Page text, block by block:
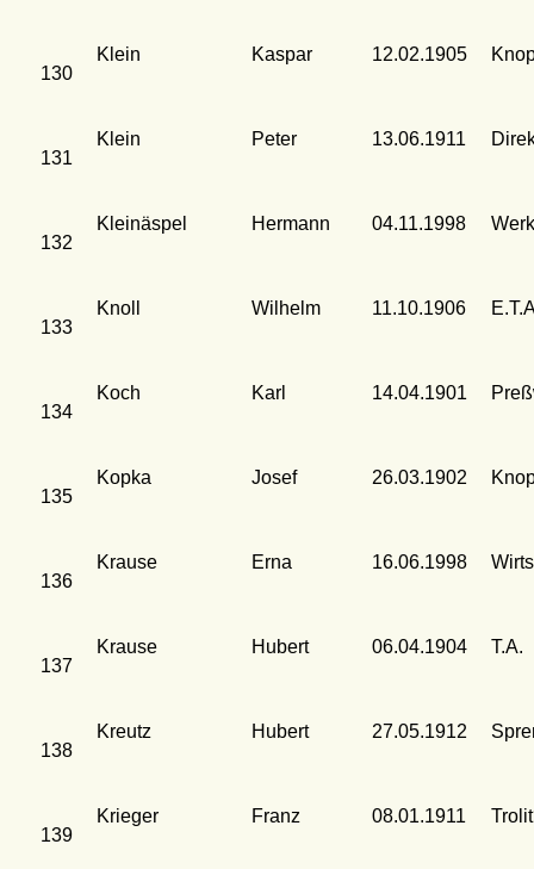
130
Klein Kaspar 12.02.1905
131
Klein Peter 13.06.1911
132
Kleinäspel Hermann 04.11.1998
133
Knoll Wilhelm 11.10.1906
134
Koch Karl 14.04.1901
135
Kopka Josef 26.03.1902
136
Krause Erna 16.06.1998
137
Krause Hubert 06.04.1904 T.A.
138
Kreutz Hubert 27.05.1912
139
Krieger Franz 08.01.1911